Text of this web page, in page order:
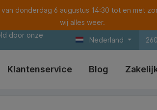
donderdag 6 augustus 14:30 tot en met
wij alles weer.
door onze
Nederland
Klantenservice Blog